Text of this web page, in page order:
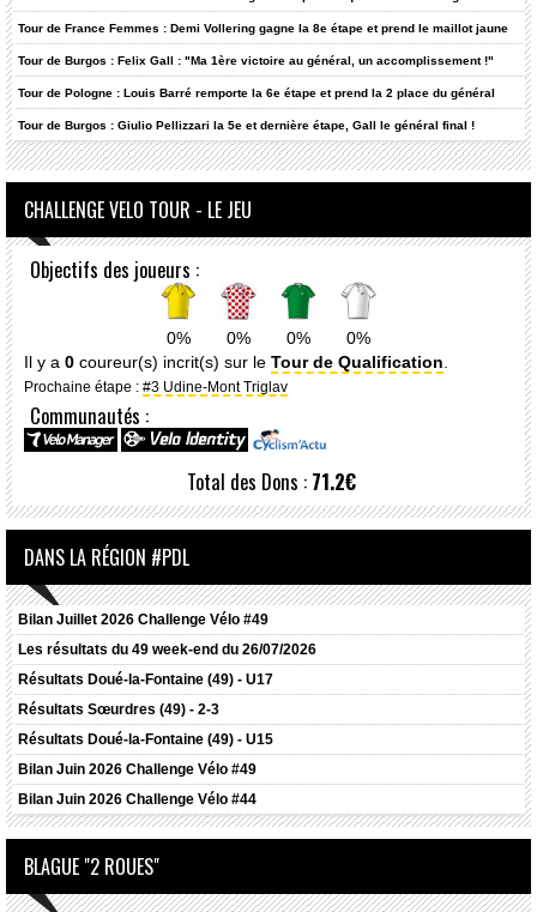
Tour de France Femmes : Demi Vollering gagne la 8e étape et prend le maillot jaune
Tour de Burgos : Felix Gall : "Ma 1ère victoire au général, un accomplissement !"
Tour de Pologne : Louis Barré remporte la 6e étape et prend la 2 place du général
Tour de Burgos : Giulio Pellizzari la 5e et dernière étape, Gall le général final !
CHALLENGE VELO TOUR - LE JEU
Objectifs des joueurs :
0% 0% 0%
0%
Il y a 0 coureur(s) incrit(s) sur le Tour de Qualification.
Prochaine étape : #3 Udine-Mont Triglav
Communautés :
Total des Dons : 71.2€
DANS LA RÉGION #PDL
Bilan Juillet 2026 Challenge Vélo #49
Les résultats du 49 week-end du 26/07/2026
Résultats Doué-la-Fontaine (49) - U17
Résultats Sœurdres (49) - 2-3
Résultats Doué-la-Fontaine (49) - U15
Bilan Juin 2026 Challenge Vélo #49
Bilan Juin 2026 Challenge Vélo #44
BLAGUE "2 ROUES"